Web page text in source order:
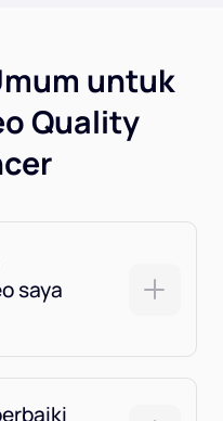
untuk
Quality
saya